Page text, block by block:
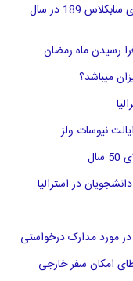
آخرین آمار منتشر شده از روند بررسی ویزاهای سابکلاس 189 در سال
رسیدن ماه رمضان
میباشد؟
نیوسات ولز
در استرالیا
امکان سفر خارجی